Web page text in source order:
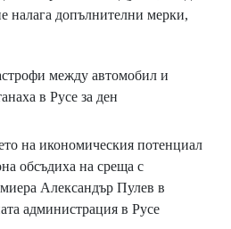
налага допълнителни мерки,
между автомобил и
в Русе за ден
на икономическия потенциал
обсъдиха на среща с
Александър Пулев в
администрация в Русе